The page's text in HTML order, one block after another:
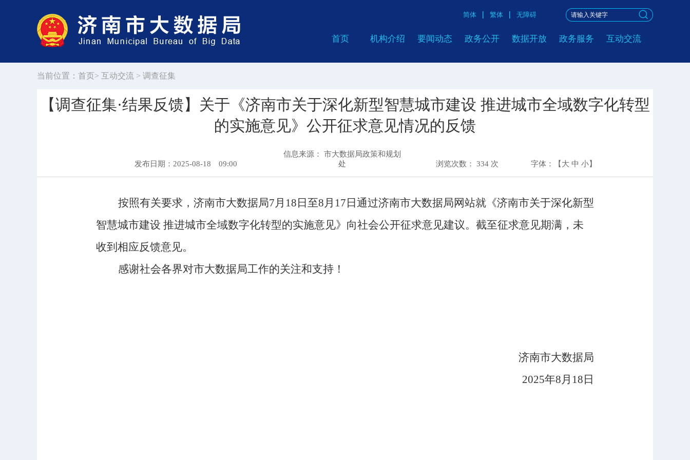
简体 繁体 无障碍
首页 机构介绍 要闻动态 政务公开 数据开放 政务服务 互动交流
当前位置： 首页> 互动交流 > 调查征集
【调查征集·结果反馈】关于《济南市关于深化新型智慧城市建设 推进城市全域数字化转型
的实施意见》公开征求意见情况的反馈
发布日期：2025-08-18 09:00
信息来源： 市大数据局政策和规划
处
浏览次数： 334 次 字体：【 大 中 小】
按照有关要求，济南市大数据局7月 18 日至8月 17 日通过济南市大数据局网站就《济南市关于深化新型
智慧城市建设 推进城市全域数字化转型的实施意见》向社会公开征求意见建议。截至征求意见期满，未
收到 相应反馈意见。
感谢社会各界对市大数据局工作的关注和支持！
济南市大数据局
2025年8月 18 日